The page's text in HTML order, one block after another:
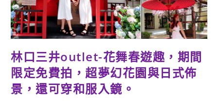
通
通
免
費
玩，
超
放
電
～
～
林口三井outlet-花舞春遊趣，期間
限定免費拍，超夢幻花園與日式佈
景，還可穿和服入鏡。